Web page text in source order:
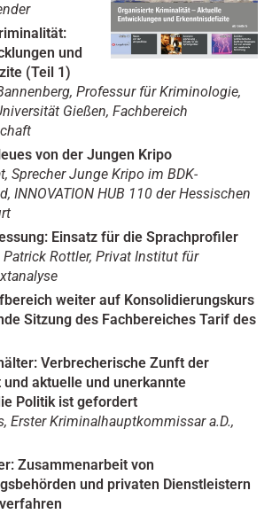
und
(Teil 1)
Professur für Kriminologie,
Gießen, Fachbereich
von der Jungen Kripo
Sprecher Junge Kripo im BDK-
INNOVATION HUB 110 der Hessischen
Einsatz für die Sprachprofiler
Rottler, Privat Institut für
weiter auf Konsolidierungskurs
Sitzung des Fachbereiches Tarif des
Verbrecherische Zunft der
aktuelle und unerkannte
Politik ist gefordert
Erster Kriminalhauptkommissar a.D.,
Zusammenarbeit von
und privaten Dienstleistern